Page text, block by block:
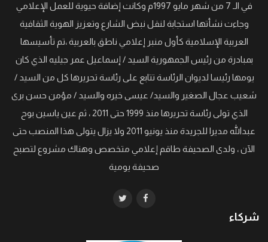
في الـ 7 من شهر مايو 1997م وكانت إضافة حيوية للعمل الإعلامي
وجاءت نشأتها استجابة لنقل نبض الشارع وتعزيز الهوية الثقافية
العربية الإسلامية كأول منبر إعلامي ناطق بالعربية ،تم تأسيسها
بمبادرة من رئيس الجمهورية السيد / إسماعيل عمر جيليه الذي كان
يومها رئيسا لديوان الرئاسة تتابع على رئاسة تحريرها كل من السيد /
شعيب عجال الصغير والسيد/ عيسى خيره والسيد / مؤمن حسن برى
الذي تولى رئاسة تحريرها منذ 1999 حتى 2011 ، ثم عين ياسين بوح
عبدالله مديرا للجريدة منذ يونيو 2011 ولا يزال يتولى هذا المنصب حتى
الآن ، ولدى الصحيفة طاقم إعلامي متخصص وهناك مشروع لتصبح
صحيفة يومية
شركاء